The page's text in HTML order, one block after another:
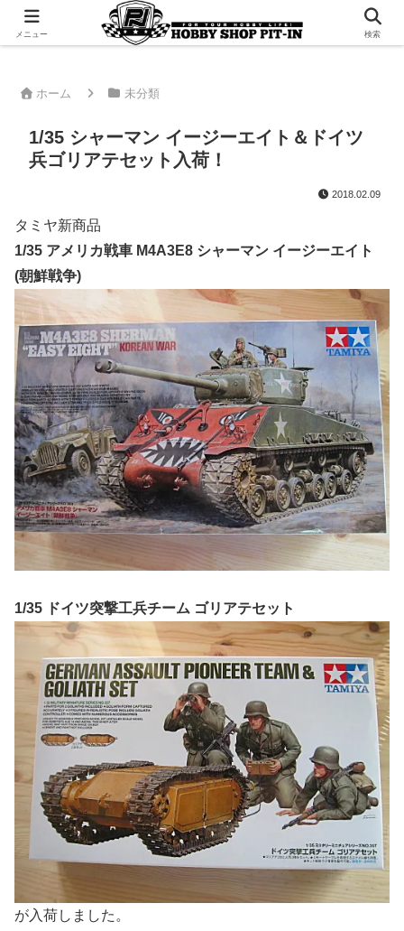
千葉県君津市でラジコンやプラモデルを販売。 ピットインのウェブサイトです
ホーム 未分類
1/35 シャーマン イージーエイト＆ドイツ
兵ゴリアテセット入荷！
2018.02.09
タミヤ新商品
1/35 アメリカ戦車 M4A3E8 シャーマン イージーエイト
(朝鮮戦争)
1/35 ドイツ突撃工兵チーム ゴリアテセット
が入荷しました。
メニュー 検索